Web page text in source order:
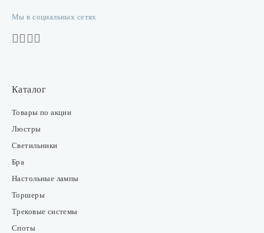
Мы в социальных сетях
Каталог
Товары по акции
Люстры
Светильники
Бра
Настольные лампы
Торшеры
Трековые системы
Споты